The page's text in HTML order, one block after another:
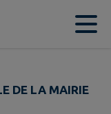
DE LA MAIRIE